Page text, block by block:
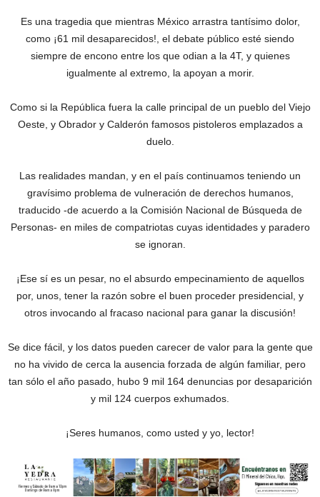
Es una tragedia que mientras México arrastra tantísimo dolor,
como ¡61 mil desaparecidos!, el debate público esté siendo
siempre de encono entre los que odian a la 4T, y quienes
igualmente al extremo, la apoyan a morir.
Como si la República fuera la calle principal de un pueblo del Viejo
Oeste, y Obrador y Calderón famosos pistoleros emplazados a
duelo.
Las realidades mandan, y en el país continuamos teniendo un
gravísimo problema de vulneración de derechos humanos,
traducido -de acuerdo a la Comisión Nacional de Búsqueda de
Personas- en miles de compatriotas cuyas identidades y paradero
se ignoran.
¡Ese sí es un pesar, no el absurdo empecinamiento de aquellos
por, unos, tener la razón sobre el buen proceder presidencial, y
otros invocando al fracaso nacional para ganar la discusión!
Se dice fácil, y los datos pueden carecer de valor para la gente que
no ha vivido de cerca la ausencia forzada de algún familiar, pero
tan sólo el año pasado, hubo 9 mil 164 denuncias por desaparición
y mil 124 cuerpos exhumados.
¡Seres humanos, como usted y yo, lector!